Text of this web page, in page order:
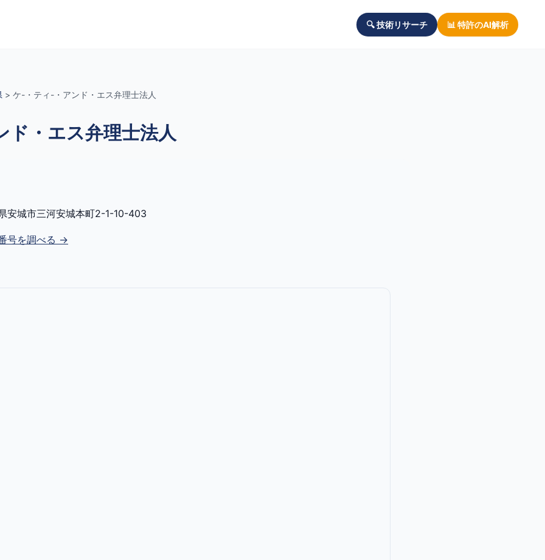
🔍 技術リサーチ 📊 特許のAI解析
> ケ-・ティ-・アンド・エス弁理士法人
・エス弁理士法人
安城市三河安城本町2-1-10-403
号を調べる →